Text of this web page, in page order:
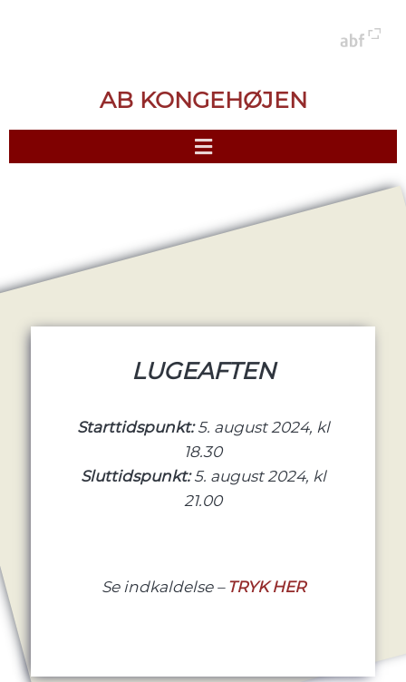
AB KONGEHØJEN
LUGEAFTEN
Starttidspunkt:5. august 2024, kl
18.30
Sluttidspunkt:5. august 2024, kl
21.00
Se indkaldelse – TRYK HER